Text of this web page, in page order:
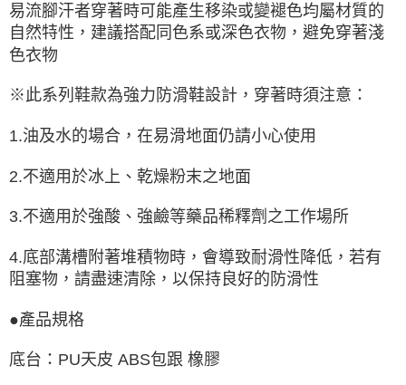
易流腳汗者穿著時可能產生移染或變褪色均屬材質的
自然特性，建議搭配同色系或深色衣物，避免穿著淺
色衣物
※此系列鞋款為強力防滑鞋設計，穿著時須注意：
1.油及水的場合，在易滑地面仍請小心使用
2.不適用於冰上、乾燥粉末之地面
3.不適用於強酸、強鹼等藥品稀釋劑之工作場所
4.底部溝槽附著堆積物時，會導致耐滑性降低，若有
阻塞物，請盡速清除，以保持良好的防滑性
●產品規格
底台：PU天皮 ABS包跟 橡膠